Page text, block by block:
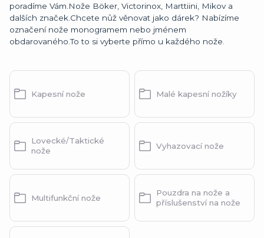
poradíme Vám.Nože Böker, Victorinox, Marttiini, Mikov a
dalších značek.Chcete nůž věnovat jako dárek? Nabízíme
označení nože monogramem nebo jménem
obdarovaného.To to si vyberte přímo u každého nože.
Kapesní nože Malé kapesní nožíky
Lovecké/Taktické
nože
Vyhazovací nože
Multifunkční nože
Pouzdra na nože a
příslušenství na nože